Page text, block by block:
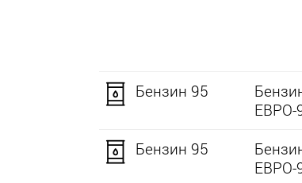
Бензин 95
ЕВРО-
Бензин 95
ЕВРО-